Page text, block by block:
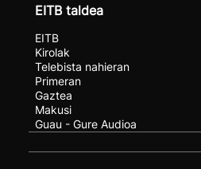
EITB taldea
EITB
Kirolak
Telebista nahieran
Primeran
Gaztea
Makusi
Guau - Gure Audioa